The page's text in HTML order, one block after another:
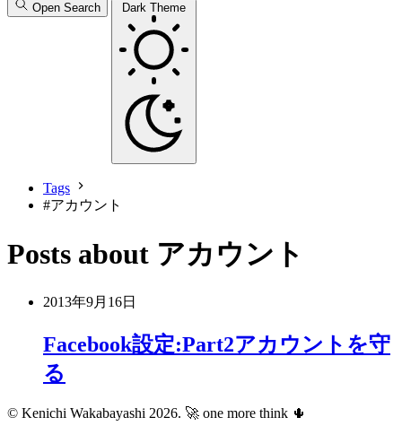
Open Search Dark Theme
Tags
#アカウント
Posts about アカウント
2013年9月16日
Facebook設定:Part2アカウントを守
る
© Kenichi Wakabayashi 2026. 🚀 one more think 🌵